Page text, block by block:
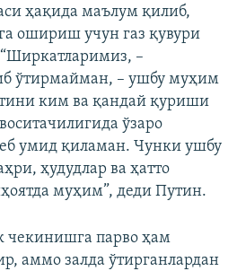
ҳақида маълум қилиб,
ошириш учун газ қувури
–
ўтирмайман, – ушбу муҳим
ким ва қандай қуриши
ўзаро
умид қиламан. Чунки ушбу
ҳудудлар ва ҳатто
муҳим”, деди Путин.
чекинишга парво ҳам
аммо залда ўтирганлардан